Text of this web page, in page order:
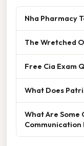
Nha Pharmacy
The Wretched
Free Cia Exam
What Does
What Are Some
Communication